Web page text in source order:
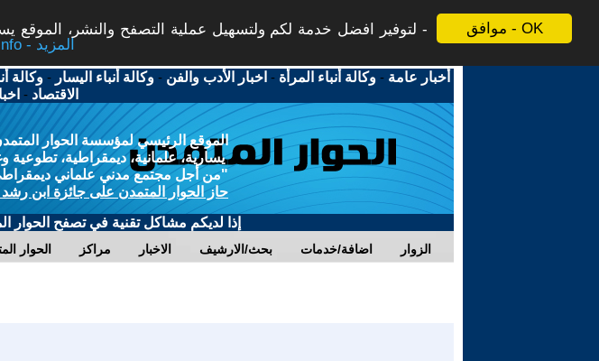
موافق - OK
لتوفير افضل خدمة لكم ولتسهيل عملية التصفح والنشر، الموقع
More info - المزيد
أخبار عامة -وكالة أنباء المرأة - اخبار الأدب والفن -وكالة أنباء اليسار -وكالة
الاقتصاد -
الموقع الرئيسي لمؤسسة الحوار
يسارية، علمانية، ديمقراطية، تطوعية
"من أجل مجتمع مدني علماني ديمقراطي
حاز الحوار المتمدن على جائزة ابن رشد
إذا لديكم مشاكل تقنية في تصفح الحوار
الحوار مراكز الاخبار بحث/الارشيف اضافة/خدمات الزوار